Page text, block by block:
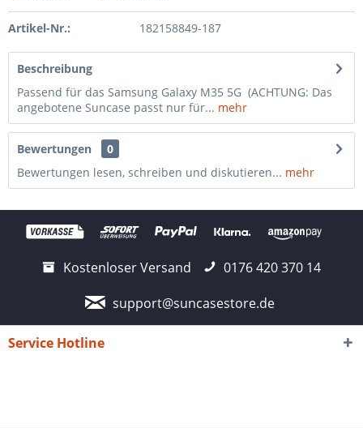
Artikel-Nr.: 182158849-187
Beschreibung
Passend für das Samsung Galaxy M35 5G (ACHTUNG: Das
angebotene Suncase passt nur für... mehr
Bewertungen
0
Bewertungen lesen, schreiben und diskutieren... mehr
Kostenloser Versand
0176 420 370 14
support@suncasestore.de
Service Hotline